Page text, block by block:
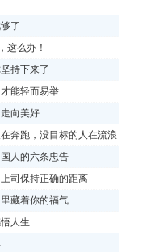
了
这么办！
持下来了
能轻而易举
向美好
奔跑，没目标的人在流浪
人的六条忠告
司保持正确的距离
藏着你的福气
人生